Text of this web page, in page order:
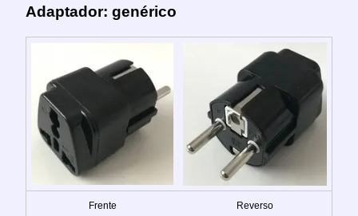
Adaptador: genérico
Frente Reverso